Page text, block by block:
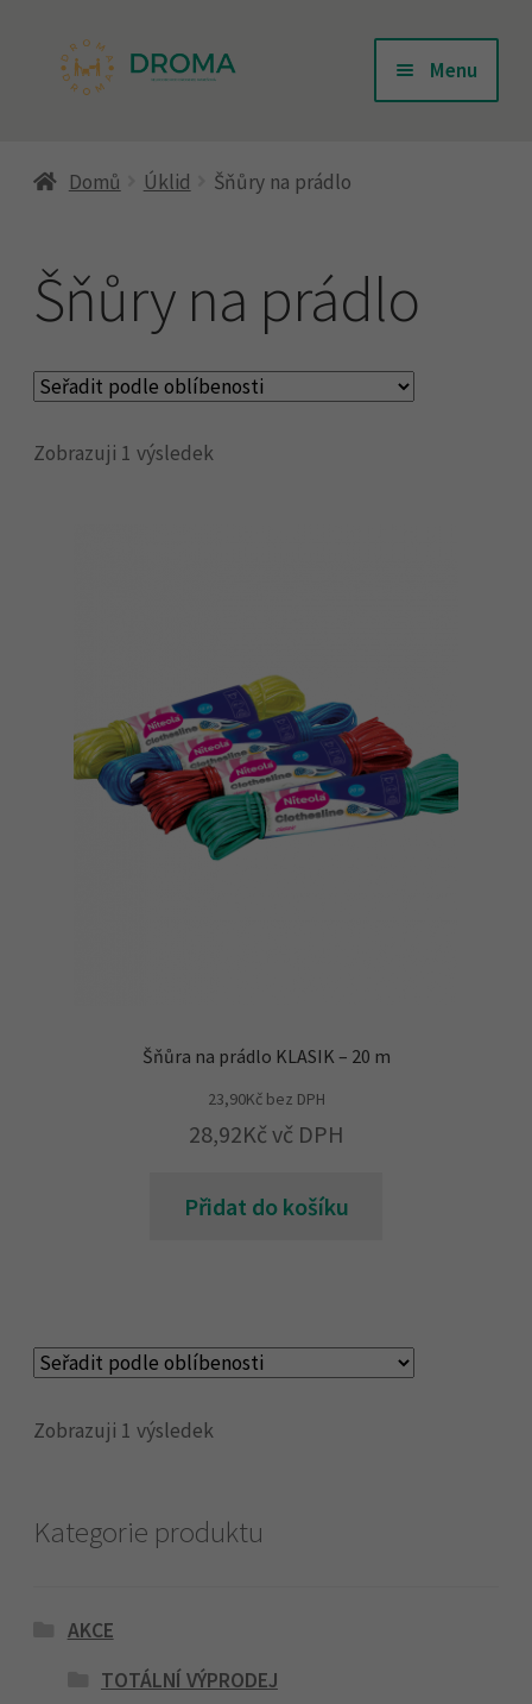
Přeskočit
Přejít
webu
Menu
Kontakty
Košík
Můj účet
Obchodní podmínky
Pokladna
Domů Úklid Šňůry na prádlo
Šňůry na prádlo
Zobrazuji 1 výsledek
Šňůra na prádlo KLASIK – 20 m
23,90Kčbez DPH
28,92Kč vč DPH
Přidat do košíku
Zobrazuji 1 výsledek
Kategorie produktu
AKCE
TOTÁLNÍ VÝPRODEJ